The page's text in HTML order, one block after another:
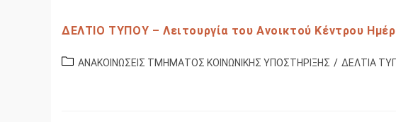
ΔΕΛΤΙΟ ΤΥΠΟΥ – Λειτουργία του Ανοικτού Κέντρου
ΑΝΑΚΟΙΝΩΣΕΙΣ ΤΜΗΜΑΤΟΣ ΚΟΙΝΩΝΙΚΗΣ ΥΠΟΣΤΗΡΙΞΗΣ / ΔΕΛΤΙΑ